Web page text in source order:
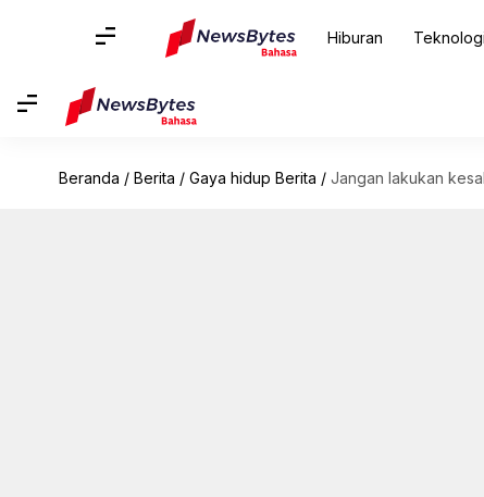
Hiburan Teknologi
Beranda / Berita / Gaya hidup Berita / Jangan lakukan